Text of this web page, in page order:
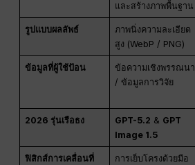
และสร้างภาพพื้นฐาน
รูปแบบผลลัพธ์
ภาพนิ่งความละเอียด
สูง (WebP / PNG)
ข้อมูลที่ผู้ใช้ป้อน
ข้อความเชิงพรรณนา
/ ข้อมูลการวิจัย
2026 รุ่นเรือธง GPT-5.2 & GPT
Image 1.5
ฟิสิกส์การเคลื่อนที่
การเย็บโครงด้วยมือ